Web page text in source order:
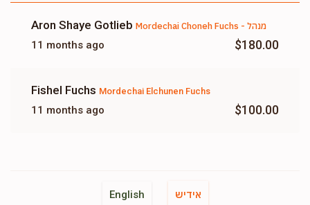
Aron Shaye Gotlieb Mordechai Choneh Fuchs - מנהל
11 months ago $180.00
Fishel Fuchs Mordechai Elchunen Fuchs
11 months ago $100.00
English אידיש